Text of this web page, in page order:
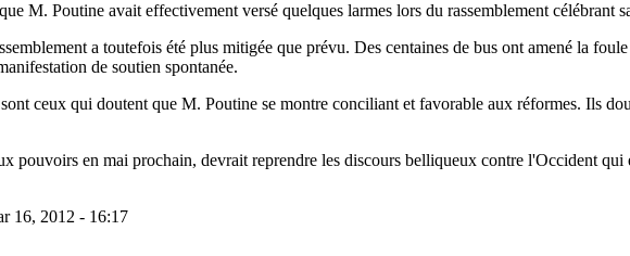
M. Poutine avait effectivement versé quelques larmes lors du rassemblement célébrant
a toutefois été plus mitigée que prévu. Des centaines de bus ont amené la
de soutien spontanée.
ceux qui doutent que M. Poutine se montre conciliant et favorable aux réformes. Ils
pouvoirs en mai prochain, devrait reprendre les discours belliqueux contre l'Occident qui
16, 2012 - 16:17